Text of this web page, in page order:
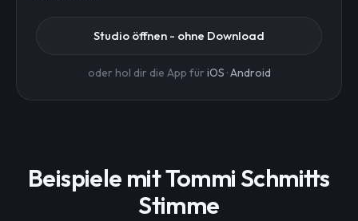
Studio öffnen - ohne Download
oder hol dir die App für iOS ·Android
Beispiele mit Tommi Schmitts
Stimme